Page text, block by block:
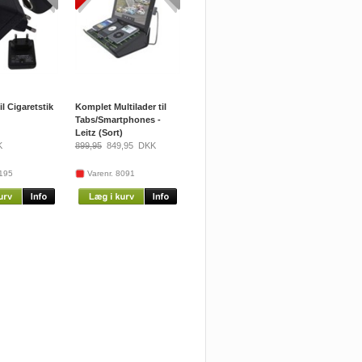
Cigaretstik
Komplet Multilader til
Tabs/Smartphones -
Leitz (Sort)
899,95 849,95DKK
Varenr. 8091